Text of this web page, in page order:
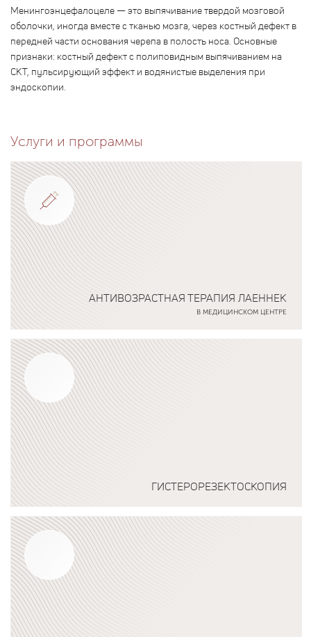
Менингоэнцефалоцеле — это выпячивание твердой мозговой
оболочки, иногда вместе с тканью мозга, через костный дефект в
передней части основания черепа в полость носа. Основные
признаки: костный дефект с полиповидным выпячиванием на
СКТ, пульсирующий эффект и водянистые выделения при
эндоскопии.
Услуги и программы
АНТИВОЗРАСТНАЯ ТЕРАПИЯ ЛАЕННЕК
В МЕДИЦИНСКОМ ЦЕНТРЕ
Подробнее о программе
ГИСТЕРОРЕЗЕКТОСКОПИЯ
Подробнее о программе